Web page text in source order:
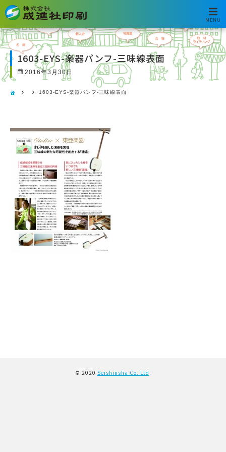
MENU
1603-EYS-楽器パンフ-三味線表面
2016年3月30日
1603-EYS-楽器パンフ-三味線表面
© 2020 Seishinsha Co. Ltd .